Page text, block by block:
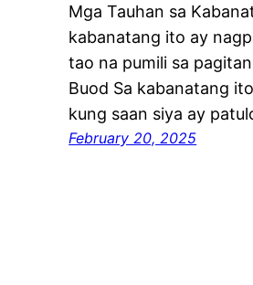
Mga Tauhan sa
kabanatang ito ay
tao na pumili sa
Buod Sa kabanatang
kung saan siya ay
February 20, 2025